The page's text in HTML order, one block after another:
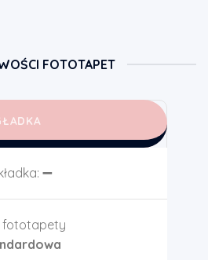
FOTOTAPET
➖
fototapety